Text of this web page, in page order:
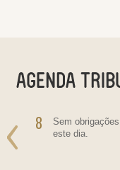
8
Sem
este dia.